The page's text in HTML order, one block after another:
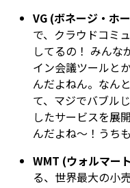
VG (ボネージ・ホ
で、クラウドコミ
してるの！ みんな
イン会議ツールと
んだよねん。なん
て、マジでバブル
したサービスを展
んだよね〜！うち
WMT (ウォルマー
る、世界最大の小